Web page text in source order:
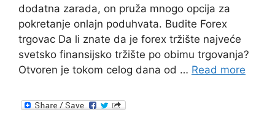
dodatna zarada, on pruža mnogo opcija za
pokretanje onlajn poduhvata. Budite Forex
trgovac Da li znate da je forex tržište najveće
svetsko finansijsko tržište po obimu trgovanja?
Otvoren je tokom celog dana od … Read more